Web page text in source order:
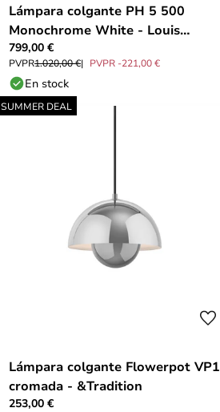
Lámpara colgante PH 5 500
Monochrome White - Louis
Poulsen
799,00 €
PVPR1.020,00 € PVPR -221,00 €
En stock
SUMMER DEAL
Lámpara colgante Flowerpot VP1
cromada - &Tradition
253,00 €